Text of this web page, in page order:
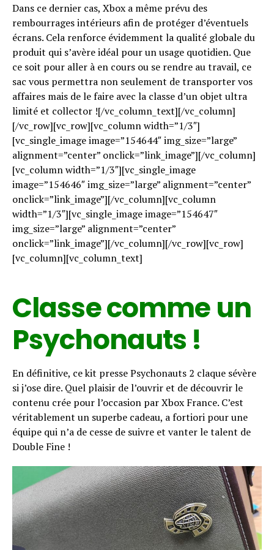
Dans ce dernier cas, Xbox a même prévu des
rembourrages intérieurs afin de protéger d’éventuels
écrans. Cela renforce évidemment la qualité globale du
produit qui s’avère idéal pour un usage quotidien. Que
ce soit pour aller à en cours ou se rendre au travail, ce
sac vous permettra non seulement de transporter vos
affaires mais de le faire avec la classe d’un objet ultra
limité et collector ![/vc_column_text][/vc_column]
[/vc_row][vc_row][vc_column width=”1/3″]
[vc_single_image image=”154644″ img_size=”large”
alignment=”center” onclick=”link_image”][/vc_column]
[vc_column width=”1/3″][vc_single_image
image=”154646″ img_size=”large” alignment=”center”
onclick=”link_image”][/vc_column][vc_column
width=”1/3″][vc_single_image image=”154647″
img_size=”large” alignment=”center”
onclick=”link_image”][/vc_column][/vc_row][vc_row]
[vc_column][vc_column_text]
Classe comme un
Psychonauts !
En définitive, ce kit presse Psychonauts 2 claque sévère
si j’ose dire. Quel plaisir de l’ouvrir et de découvrir le
contenu crée pour l’occasion par Xbox France. C’est
véritablement un superbe cadeau, a fortiori pour une
équipe qui n’a de cesse de suivre et vanter le talent de
Double Fine !